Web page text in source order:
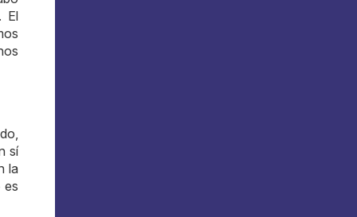
El
sí
la
es